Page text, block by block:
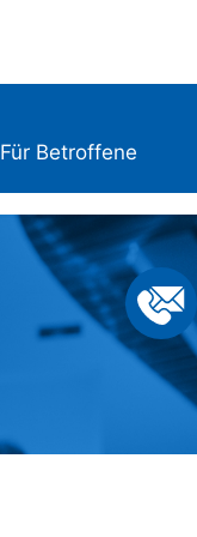
Für Betroffene